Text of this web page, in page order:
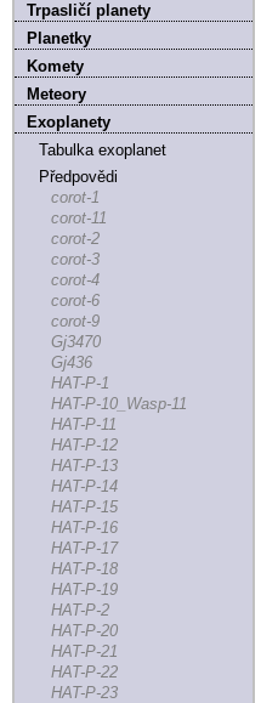
Trpasličí planety
Planetky
Komety
Meteory
Exoplanety
Tabulka exoplanet
Předpovědi
corot-1
corot-11
corot-2
corot-3
corot-4
corot-6
corot-9
Gj3470
Gj436
HAT-P-1
HAT-P-10_Wasp-11
HAT-P-11
HAT-P-12
HAT-P-13
HAT-P-14
HAT-P-15
HAT-P-16
HAT-P-17
HAT-P-18
HAT-P-19
HAT-P-2
HAT-P-20
HAT-P-21
HAT-P-22
HAT-P-23